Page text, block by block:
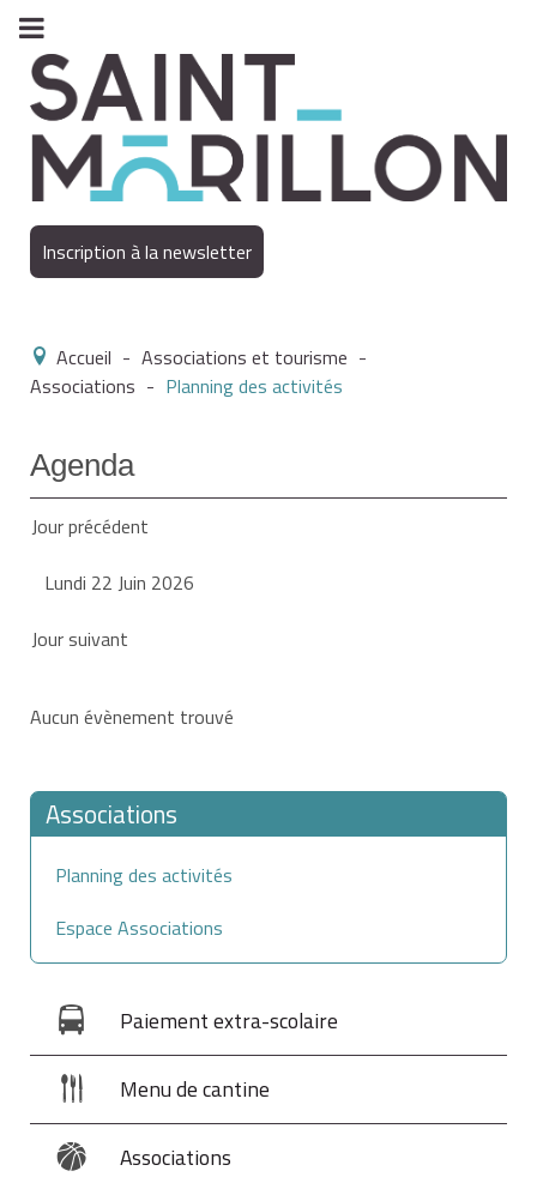
Inscription à la newsletter
Accueil - Associations et tourisme -
Associations - Planning des activités
Agenda
Jour précédent
Lundi 22 Juin 2026
Jour suivant
Aucun évènement trouvé
Associations
Planning des activités
Espace Associations
Paiement extra-scolaire
Menu de cantine
Associations